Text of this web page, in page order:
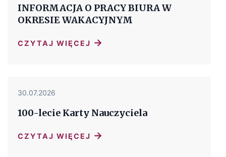
INFORMACJA O PRACY BIURA W
OKRESIE WAKACYJNYM
CZYTAJ WIĘCEJ →
30.07.2026
100-lecie Karty Nauczyciela
CZYTAJ WIĘCEJ →